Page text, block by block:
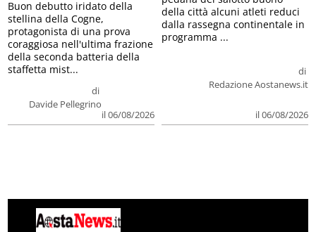
di
Davide Pellegrino
il 06/08/2026
Buon debutto iridato della
stellina della Cogne,
protagonista di una prova
coraggiosa nell'ultima frazione
della seconda batteria della
staffetta mist...
di
Redazione Aostanews.it
il 06/08/2026
della città alcuni atleti reduci
dalla rassegna continentale in
programma ...